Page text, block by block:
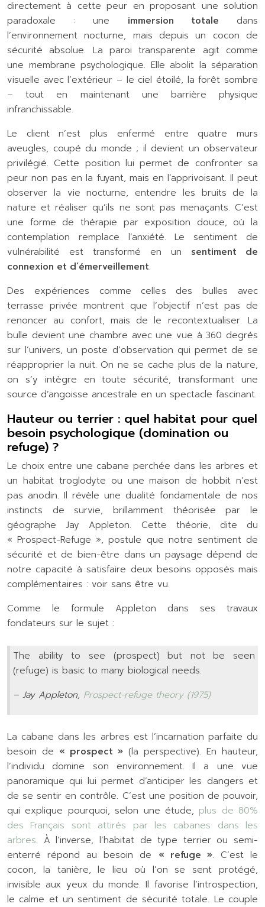
directement à cette peur en proposant une solution
paradoxale : une immersion totale dans
l’environnement nocturne, mais depuis un cocon de
sécurité absolue. La paroi transparente agit comme
une membrane psychologique. Elle abolit la séparation
visuelle avec l’extérieur – le ciel étoilé, la forêt sombre
– tout en maintenant une barrière physique
infranchissable.
Le client n’est plus enfermé entre quatre murs
aveugles, coupé du monde ; il devient un observateur
privilégié. Cette position lui permet de confronter sa
peur non pas en la fuyant, mais en l’apprivoisant. Il peut
observer la vie nocturne, entendre les bruits de la
nature et réaliser qu’ils ne sont pas menaçants. C’est
une forme de thérapie par exposition douce, où la
contemplation remplace l’anxiété. Le sentiment de
vulnérabilité est transformé en un sentiment de
connexion et d’émerveillement.
Des expériences comme celles des bulles avec
terrasse privée montrent que l’objectif n’est pas de
renoncer au confort, mais de le recontextualiser. La
bulle devient une chambre avec une vue à 360 degrés
sur l’univers, un poste d’observation qui permet de se
réapproprier la nuit. On ne se cache plus de la nature,
on s’y intègre en toute sécurité, transformant une
source d’angoisse ancestrale en un spectacle fascinant.
Hauteur ou terrier : quel habitat pour quel
besoin psychologique (domination ou
refuge) ?
Le choix entre une cabane perchée dans les arbres et
un habitat troglodyte ou une maison de hobbit n’est
pas anodin. Il révèle une dualité fondamentale de nos
instincts de survie, brillamment théorisée par le
géographe Jay Appleton. Cette théorie, dite du
« Prospect-Refuge », postule que notre sentiment de
sécurité et de bien-être dans un paysage dépend de
notre capacité à satisfaire deux besoins opposés mais
complémentaires : voir sans être vu.
Comme le formule Appleton dans ses travaux
fondateurs sur le sujet :
The ability to see (prospect) but not be seen
(refuge) is basic to many biological needs.
– Jay Appleton, Prospect-refuge theory (1975)
La cabane dans les arbres est l’incarnation parfaite du
besoin de « prospect » (la perspective). En hauteur,
l’individu domine son environnement. Il a une vue
panoramique qui lui permet d’anticiper les dangers et
de se sentir en contrôle. C’est une position de pouvoir,
qui explique pourquoi, selon une étude, plus de 80%
des Français sont attirés par les cabanes dans les
arbres. À l’inverse, l’habitat de type terrier ou semi-
enterré répond au besoin de « refuge ». C’est le
cocon, la tanière, le lieu où l’on se sent protégé,
invisible aux yeux du monde. Il favorise l’introspection,
le calme et un sentiment de sécurité totale. Le couple